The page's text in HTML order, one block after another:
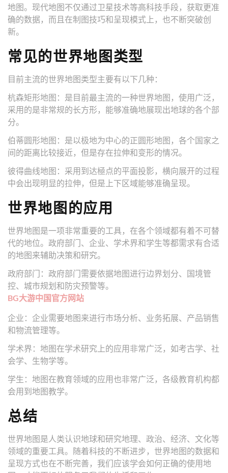
地图。现代地图不仅通过卫星技术等高科技手段，获取更准
确的数据，而且在制图技巧和呈现模式上，也不断突破创
新。
常见的世界地图类型
目前主流的世界地图类型主要有以下几种：
杭森矩形地图：是目前最主流的一种世界地图，使用广泛，
采用的是非常规的长方形，能够准确地展现出地球的各个部
分。
伯蒂圆形地图：是以极地为中心的正圆形地图，各个国家之
间的距离比较接近，但是存在拉伸和变形的情况。
彼得曲线地图：采用到达極点的平面投影，横向展开的过程
中会出现明显的拉伸，但是上下区域能够准确呈现。
世界地图的应用
世界地图是一项非常重要的工具，在各个领域都有着不可替
代的地位。政府部门、企业、学术界和学生等都需求有合适
的地图来辅助决策和研究。
政府部门：政府部门需要依据地图进行边界划分、国境管
控、城市规划和防灾预警等。
BG大游中国官方网站
企业：企业需要地图来进行市场分析、业务拓展、产品销售
和物流管理等。
学术界：地图在学术研究上的应用非常广泛，如考古学、社
会学、生物学等。
学生：地图在教育领域的应用也非常广泛，各级教育机构都
会用到地图教学。
总结
世界地图是人类认识地球和研究地理、政治、经济、文化等
领域的重要工具。随着科技的不断进步，世界地图的数据和
呈现方式也在不断完善，我们应该学会如何正确的使用地